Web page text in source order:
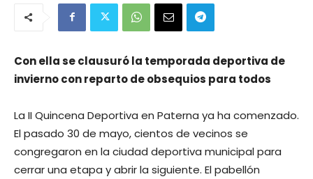
Con ella se clausuró la temporada deportiva de
invierno con reparto de obsequios para todos
La II Quincena Deportiva en Paterna ya ha comenzado.
El pasado 30 de mayo, cientos de vecinos se
congregaron en la ciudad deportiva municipal para
cerrar una etapa y abrir la siguiente. El pabellón